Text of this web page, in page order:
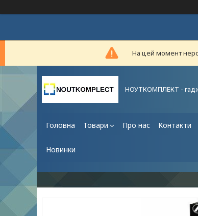
На цей момент
НОУТКОМПЛЕКТ -
Головна Товари Про нас Контакти
Новинки